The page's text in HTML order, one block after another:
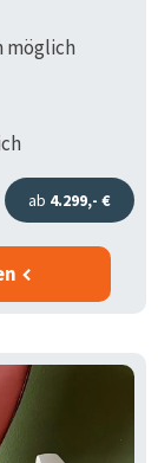
möglich
ab 4.299,- €